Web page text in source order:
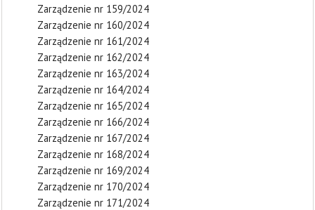
Zarządzenie nr 159/2024
Zarządzenie nr 160/2024
Zarządzenie nr 161/2024
Zarządzenie nr 162/2024
Zarządzenie nr 163/2024
Zarządzenie nr 164/2024
Zarządzenie nr 165/2024
Zarządzenie nr 166/2024
Zarządzenie nr 167/2024
Zarządzenie nr 168/2024
Zarządzenie nr 169/2024
Zarządzenie nr 170/2024
Zarządzenie nr 171/2024